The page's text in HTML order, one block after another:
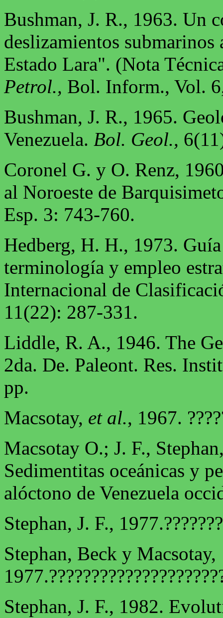
Bushman, J. R., 1963. Un
deslizamientos
Estado Lara". (Nota
Petrol., Bol. Inform., Vol.
Bushman, J. R., 1965.
Venezuela. Bol. Geol.,
Coronel G. y O. Renz,
al Noroeste de
Esp. 3: 743-760.
Hedberg, H. H., 1973.
terminología y empleo
Internacional de
11(22): 287-331.
Liddle, R. A., 1946. The
2da. De. Paleont. Res.
pp.
Macsotay, et al., 1967.
Macsotay O.; J. F.,
Sedimentitas oceánicas y
alóctono de Venezuela
Stephan, J. F.,
Stephan, Beck y Macsotay,
Stephan, J. F., 1982.